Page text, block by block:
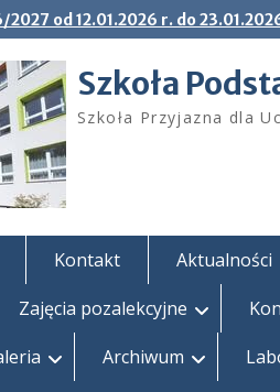
od 12.01.2026 r. do
Szkoła
Szkoła Przyjazna dla
Kontakt Aktualności
Zajęcia pozalekcyjne
Archiwum